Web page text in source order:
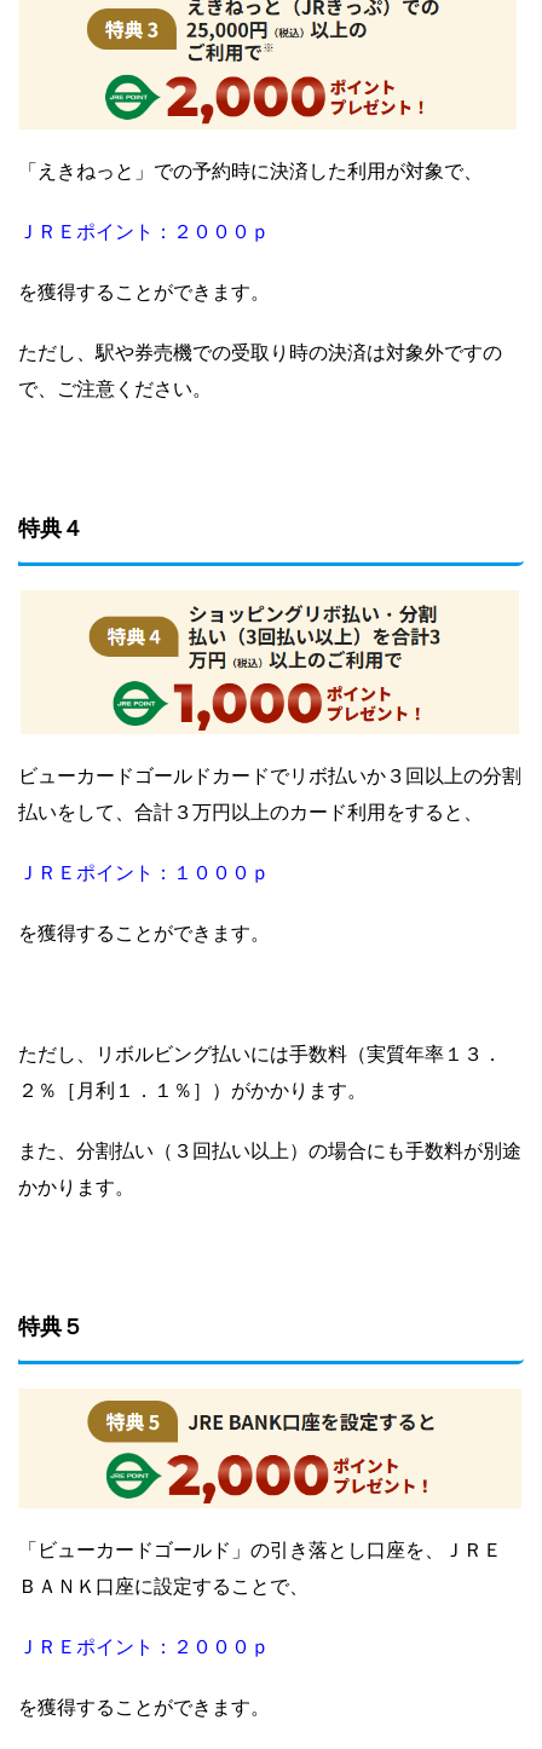
「えきねっと」での予約時に決済した利用が対象で、
ＪＲＥポイント：２０００ｐ
を獲得することができます。
ただし、駅や券売機での受取り時の決済は対象外ですの
で、ご注意ください。
特典４
ビューカードゴールドカードでリボ払いか３回以上の分割
払いをして、合計３万円以上のカード利用をすると、
ＪＲＥポイント：１０００ｐ
を獲得することができます。
ただし、リボルビング払いには手数料（実質年率１３．
２％［月利１．１％］）がかかります。
また、分割払い（３回払い以上）の場合にも手数料が別途
かかります。
特典５
「ビューカードゴールド」の引き落とし口座を、ＪＲＥ
ＢＡＮＫ口座に設定することで、
ＪＲＥポイント：２０００ｐ
を獲得することができます。